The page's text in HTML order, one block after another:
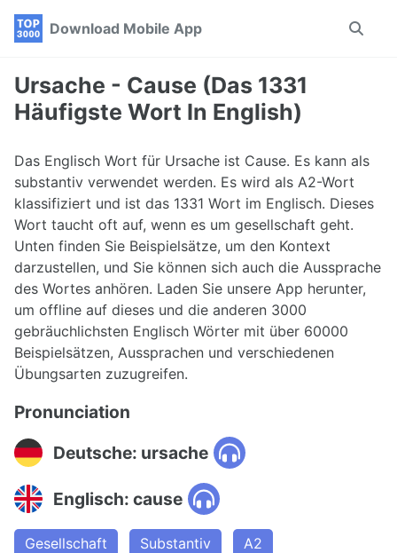
Skip
navigation
Skip
Skip
Download Mobile App
Toggle
Ursache - Cause (Das 1331
Häufigste Wort In English)
Das Englisch Wort für Ursache ist Cause. Es kann als
substantiv verwendet werden. Es wird als A2-Wort
klassifiziert und ist das 1331 Wort im Englisch. Dieses
Wort taucht oft auf, wenn es um gesellschaft geht.
Unten finden Sie Beispielsätze, um den Kontext
darzustellen, und Sie können sich auch die Aussprache
des Wortes anhören. Laden Sie unsere App herunter,
um offline auf dieses und die anderen 3000
gebräuchlichsten Englisch Wörter mit über 60000
Beispielsätzen, Aussprachen und verschiedenen
Übungsarten zuzugreifen.
Pronunciation
Deutsche: ursache
Englisch: cause
Gesellschaft Substantiv A2